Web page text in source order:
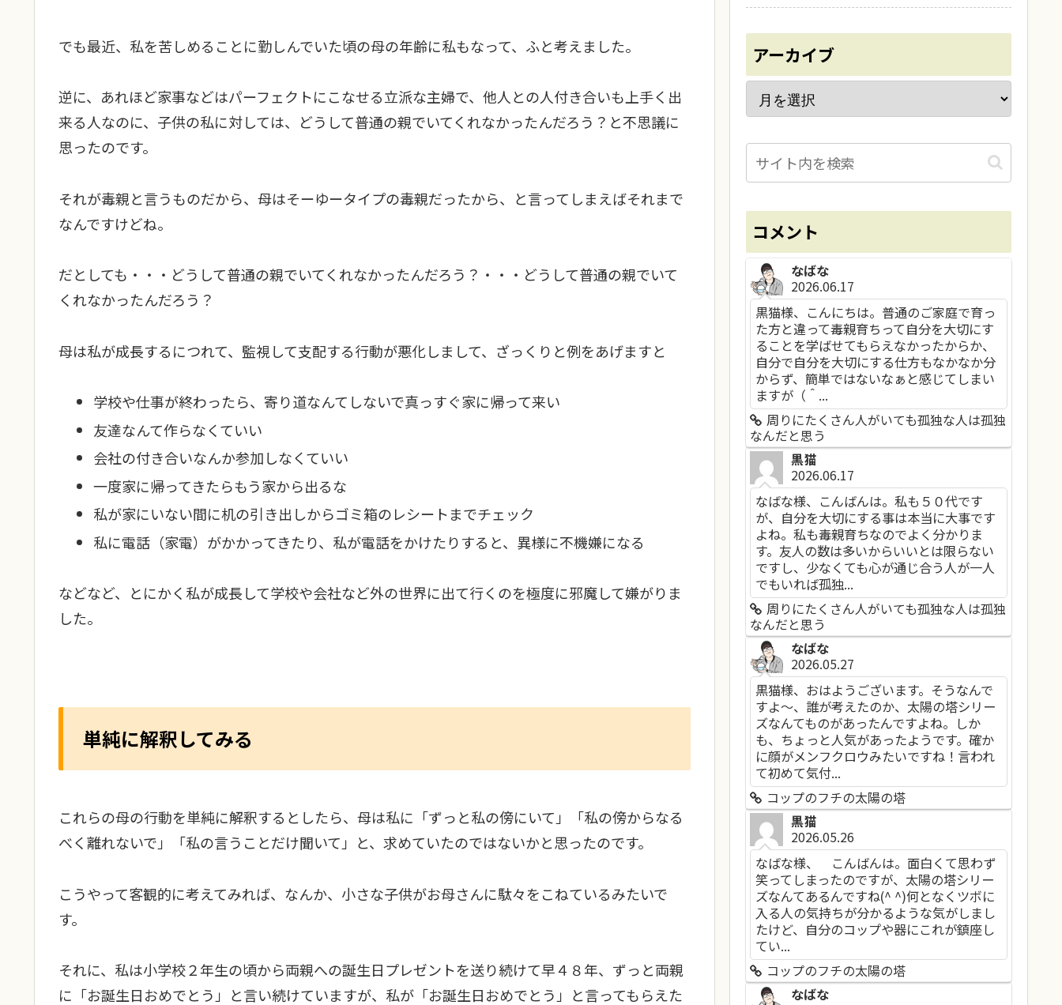
でも最近、私を苦しめることに勤しんでいた頃の母の年齢に私もなって、ふと考えました。
逆に、あれほど家事などはパーフェクトにこなせる立派な主婦で、他人との人付き合いも上手く出
来る人なのに、子供の私に対しては、どうして普通の親でいてくれなかったんだろう？と不思議に
思ったのです。
それが毒親と言うものだから、母はそーゆータイプの毒親だったから、と言ってしまえばそれまで
なんですけどね。
だとしても・・・どうして普通の親でいてくれなかったんだろう？・・・どうして普通の親でいて
くれなかったんだろう？
母は私が成長するにつれて、監視して支配する行動が悪化しまして、ざっくりと例をあげますと
学校や仕事が終わったら、寄り道なんてしないで真っすぐ家に帰って来い
友達なんて作らなくていい
会社の付き合いなんか参加しなくていい
一度家に帰ってきたらもう家から出るな
私が家にいない間に机の引き出しからゴミ箱のレシートまでチェック
私に電話（家電）がかかってきたり、私が電話をかけたりすると、異様に不機嫌になる
などなど、とにかく私が成長して学校や会社など外の世界に出て行くのを極度に邪魔して嫌がりま
した。
単純に解釈してみる
これらの母の行動を単純に解釈するとしたら、母は私に「ずっと私の傍にいて」「私の傍からなる
べく離れないで」「私の言うことだけ聞いて」と、求めていたのではないかと思ったのです。
こうやって客観的に考えてみれば、なんか、小さな子供がお母さんに駄々をこねているみたいで
す。
それに、私は小学校２年生の頃から両親への誕生日プレゼントを送り続けて早４８年、ずっと両親
に「お誕生日おめでとう」と言い続けていますが、私が「お誕生日おめでとう」と言ってもらえた
アーカイブ
コメント
なばな
2026.06.17
黒猫様、こんにちは。普通のご家庭で育っ
た方と違って毒親育ちって自分を大切にす
ることを学ばせてもらえなかったからか、
自分で自分を大切にする仕方もなかなか分
からず、簡単ではないなぁと感じてしまい
ますが（＾...
周りにたくさん人がいても孤独な人は孤独
なんだと思う
黒猫
2026.06.17
なばな様、こんばんは。私も５０代です
が、自分を大切にする事は本当に大事です
よね。私も毒親育ちなのでよく分かりま
す。友人の数は多いからいいとは限らない
ですし、少なくても心が通じ合う人が一人
でもいれば孤独...
周りにたくさん人がいても孤独な人は孤独
なんだと思う
なばな
2026.05.27
黒猫様、おはようございます。そうなんで
すよ～、誰が考えたのか、太陽の塔シリー
ズなんてものがあったんですよね。しか
も、ちょっと人気があったようです。確か
に顔がメンフクロウみたいですね！言われ
て初めて気付...
コップのフチの太陽の塔
黒猫
2026.05.26
なばな様、 こんばんは。面白くて思わず
笑ってしまったのですが、太陽の塔シリー
ズなんてあるんですね(^ ^)何となくツボに
入る人の気持ちが分かるような気がしまし
たけど、自分のコップや器にこれが鎮座し
てい...
コップのフチの太陽の塔
なばな